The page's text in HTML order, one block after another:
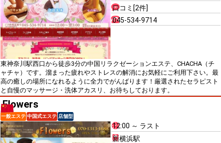
口コミ[2件]
045-534-9714
東神奈川駅西口から徒歩3分の中国リラクゼーションエステ、CHACHA（チ
ャチャ）です。溜まった疲れやストレスの解消にお気軽にご利用下さい。最
高の癒しの場所になれるように全力でがんばります！厳選されたセラピスト
と自慢のマッサージ・洗体アカスリ、お待ちしております。
Flowers
一般エステ 中国式エステ 店舗型
12:00 ～ ラスト
新横浜駅